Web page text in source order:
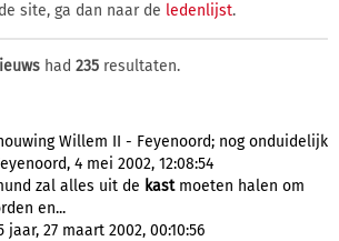
site, ga dan naar de ledenlijst.
had 235 resultaten.
Willem II - Feyenoord; nog onduidelijk
4 mei 2002, 12:08:54
zal alles uit de kastmoeten halen om
en...
jaar, 27 maart 2002, 00:10:56